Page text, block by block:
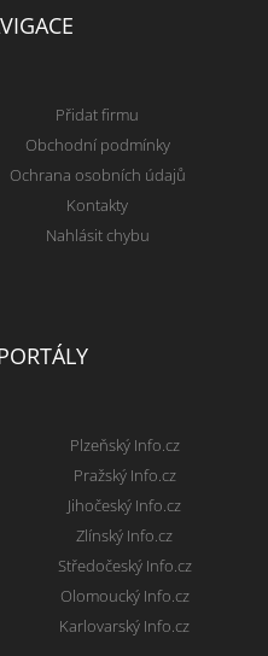
Přidat firmu
Obchodní podmínky
Ochrana osobních údajů
Kontakty
Nahlásit chybu
Plzeňský Info.cz
Pražský Info.cz
Jihočeský Info.cz
Zlínský Info.cz
Středočeský Info.cz
Olomoucký Info.cz
Karlovarský Info.cz